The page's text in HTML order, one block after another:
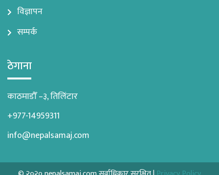
विज्ञापन
सम्पर्क
ठेगाना
काठमाडौँ –३, तिलिंटार
+977-14959311
info@nepalsamaj.com